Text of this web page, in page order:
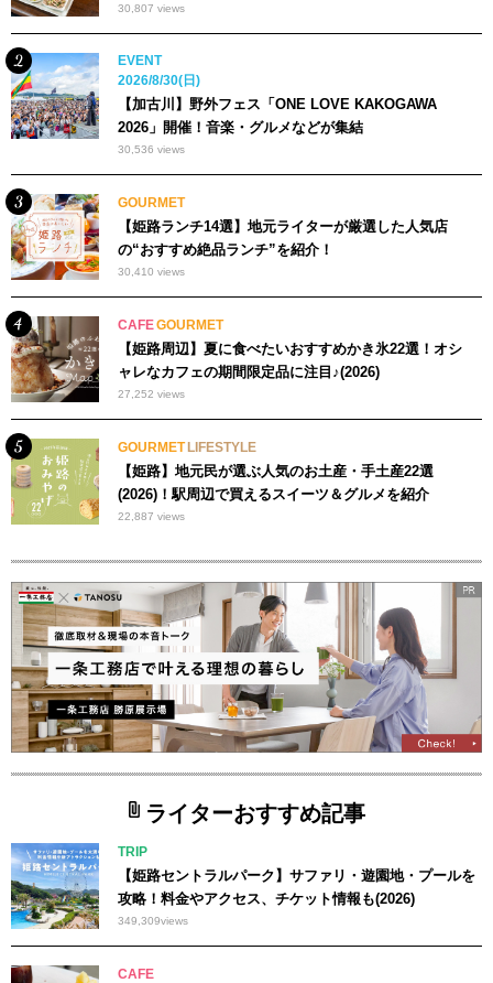
30,807 views
EVENT
2026/8/30(日)
【加古川】野外フェス「ONE LOVE KAKOGAWA
2026」開催！音楽・グルメなどが集結
30,536 views
GOURMET
【姫路ランチ14選】地元ライターが厳選した人気店
の“おすすめ絶品ランチ”を紹介！
30,410 views
CAFEGOURMET
【姫路周辺】夏に食べたいおすすめかき氷22選！オシ
ャレなカフェの期間限定品に注目♪(2026)
27,252 views
GOURMET LIFESTYLE
【姫路】地元民が選ぶ人気のお土産・手土産22選
(2026)！駅周辺で買えるスイーツ＆グルメを紹介
22,887 views
ライターおすすめ記事
TRIP
【姫路セントラルパーク】サファリ・遊園地・プールを
攻略！料金やアクセス、チケット情報も(2026)
349,309views
CAFE